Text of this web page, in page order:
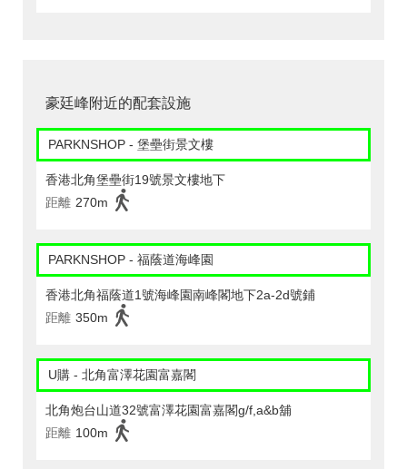
豪廷峰附近的配套設施
PARKNSHOP - 堡壘街景文樓
香港北角堡壘街19號景文樓地下
距離 270m
PARKNSHOP - 福蔭道海峰園
香港北角福蔭道1號海峰園南峰閣地下2a-2d號鋪
距離 350m
U購 - 北角富澤花園富嘉閣
北角炮台山道32號富澤花園富嘉閣g/f,a&b舖
距離 100m